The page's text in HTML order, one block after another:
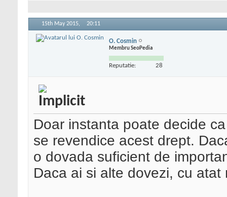
15th May 2015, 20:11
O. Cosmin
Membru SeoPedia
Reputatie: 28
Doar instanta poate decide
se revendice acest drept.
o dovada suficient de
Daca ai si alte dovezi, cu atat